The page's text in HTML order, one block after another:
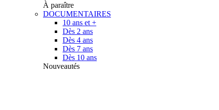
À paraître
DOCUMENTAIRES
10 ans et +
Dès 2 ans
Dès 4 ans
Dès 7 ans
Dès 10 ans
Nouveautés